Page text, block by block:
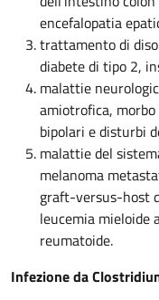
encefalopatia
trattamento di
diabete di tipo 2,
malattie
amiotrofica,
bipolari e disturbi
malattie del
melanoma
graft-versus-host
leucemia
reumatoide.
Infezione da